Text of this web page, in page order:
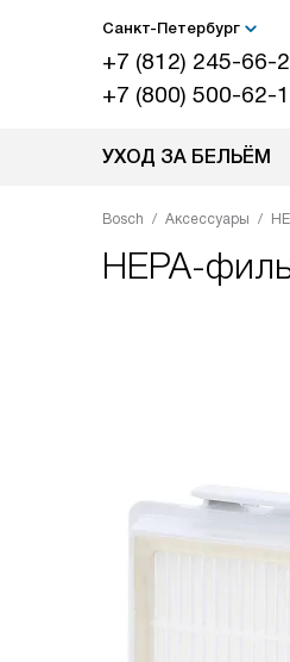
Санкт-Петербург
+7 (812) 245-66-
+7 (800) 500-62-
УХОД ЗА БЕЛЬЁМ
Bosch Аксессуары
HEPA-